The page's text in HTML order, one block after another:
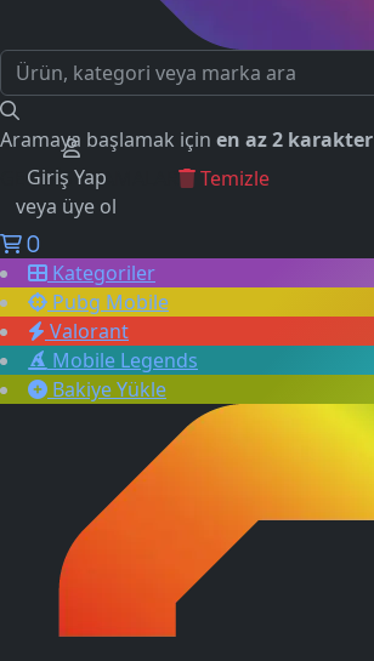
Aramaya başlamak için en az 2 karakter
GEÇMİŞ ARAMALAR
Temizle
Giriş Yap
veya üye ol
0
Kategoriler
Pubg Mobile
Valorant
Mobile Legends
Bakiye Yükle